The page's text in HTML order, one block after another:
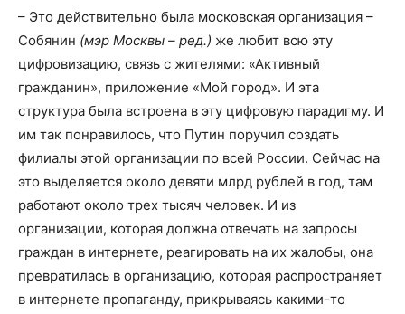
– Это действительно была московская организация –
Собянин (мэр Москвы – ред.) же любит всю эту
цифровизацию, связь с жителями: «Активный
гражданин», приложение «Мой город». И эта
структура была встроена в эту цифровую парадигму. И
им так понравилось, что Путин поручил создать
филиалы этой организации по всей России. Сейчас на
это выделяется около девяти млрд рублей в год, там
работают около трех тысяч человек. И из
организации, которая должна отвечать на запросы
граждан в интернете, реагировать на их жалобы, она
превратилась в организацию, которая распространяет
в интернете пропаганду, прикрываясь какими-то